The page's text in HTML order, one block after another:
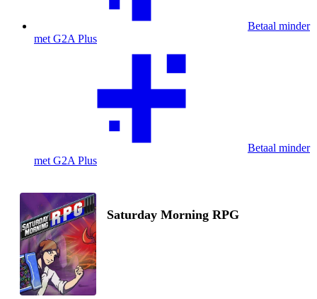
Betaal minder
met G2A Plus
Betaal minder
met G2A Plus
Saturday Morning RPG